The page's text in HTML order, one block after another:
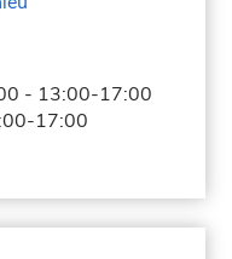
- 13:00-17:00
17:00